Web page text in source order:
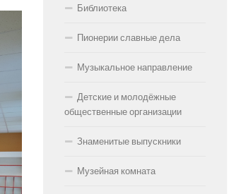
Библиотека
Пионерии славные дела
Музыкальное направление
Детские и молодёжные
общественные организации
Знаменитые выпускники
Музейная комната